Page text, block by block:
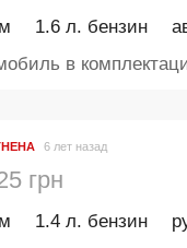
1.6 л. бензин
в
6 лет назад
грн
1.4 л. бензин